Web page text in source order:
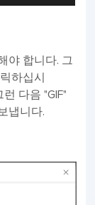
야 합니다. 그
하십시
다음 "GIF"
냅니다.